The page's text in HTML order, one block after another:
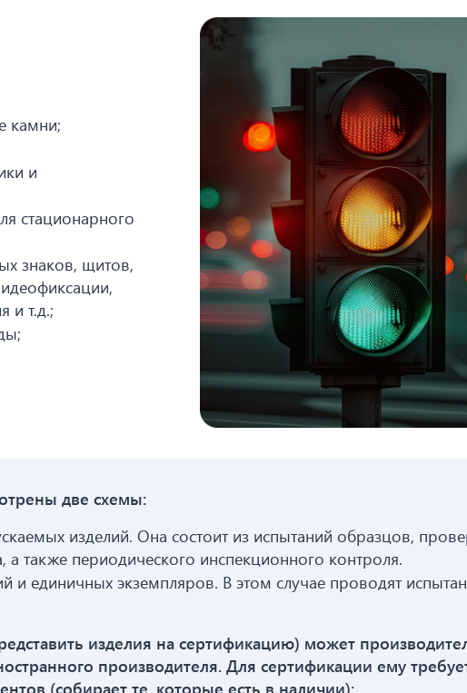
камни;
и
стационарного
знаков, щитов,
и т.д.;
две схемы:
изделий. Она состоит из испытаний образцов,
а также периодического инспекционного контроля.
и единичных экземпляров. В этом случае проводят
изделия на сертификацию) может
производителя. Для сертификации ему
(собирает те, которые есть в наличии):